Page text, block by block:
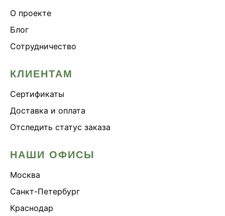
О проекте
Блог
Сотрудничество
КЛИЕНТАМ
Сертификаты
Доставка и оплата
Отследить статус заказа
НАШИ ОФИСЫ
Москва
Санкт-Петербург
Краснодар